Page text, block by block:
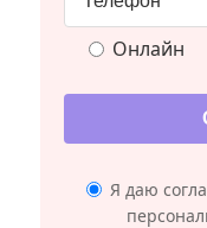
Онлайн
Я даю